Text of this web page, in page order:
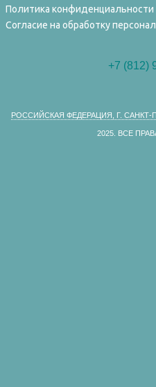
Политика конфиденциальности
Согласие на обработку
+7 (812)
РОССИЙСКАЯ ФЕДЕРАЦИЯ, Г. САНКТ-
2025. ВСЕ